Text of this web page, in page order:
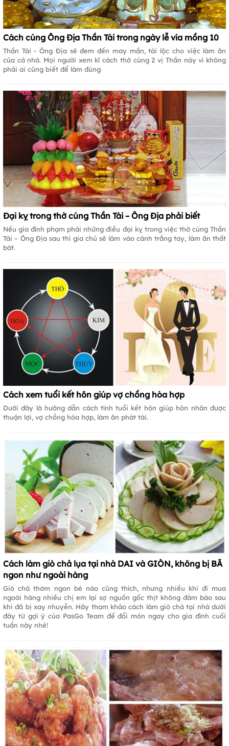
Cách cúng Ông Địa Thần Tài trong ngày lễ vía mồng 10
Thần Tài - Ông Địa sẽ đem đến may mắn, tài lộc cho việc làm ăn
của cả nhà. Mọi người xem kĩ cách thờ cúng 2 vị Thần này vì không
phải ai cũng biết để làm đúng
Đại kỵ trong thờ cúng Thần Tài – Ông Địa phải biết
Nếu gia đình phạm phải những điều đại kỵ trong việc thờ cúng Thần
Tài – Ông Địa sau thì gia chủ sẽ lâm vào cảnh trắng tay, làm ăn thất
bát.
Cách xem tuổi kết hôn giúp vợ chồng hòa hợp
Dưới đây là hướng dẫn cách tính tuổi kết hôn giúp hôn nhân được
thuận lợi, vợ chồng hòa hợp, làm ăn phát tài.
Cách làm giò chả lụa tại nhà DAI và GIÒN, không bị BÃ
ngon như ngoài hàng
Giò chả thơm ngon bé nào cũng thích, nhưng nhiều khi đi mua
ngoài hàng nhiều chị em lại sợ nguồn gốc thịt không đảm bảo sau
khi đã bị xay nhuyễn. Hãy tham khảo cách làm giò chả tại nhà dưới
đây từ gợi ý của PasGo Team để đổi món ngay cho gia đình cuối
tuần này nhé!